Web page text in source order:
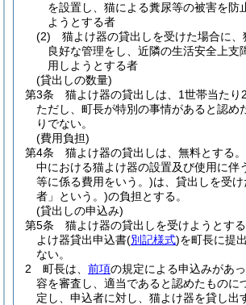
を設置し、猫による糞尿等の被害を防
ようとする者
(2)
猫よけ器の貸出しを受けた場合に
良好な管理をし、近隣の生活安全上支
用しようとする者
(貸出しの数量)
第3条
猫よけ器の貸出しは、1世帯当たり
ただし、町長が特別の事情があると認め
りでない。
(費用負担)
第4条
猫よけ器の貸出しは、無料とする。
中における猫よけ器の設置及び使用に伴
等に係る費用をいう。)は、貸出しを受
者」という。)の負担とする。
(貸出しの申込み)
第5条
猫よけ器の貸出しを受けようとす
よけ器貸出申込書(別記様式)を町長に提
ない。
2
町長は、 前項の規定による申込みがあ
容を審査し、適当であると認めたものに
定し、申込者に対し、猫よけ器を貸し出